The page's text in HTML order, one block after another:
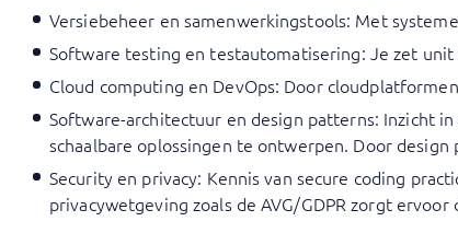
Versiebeheer en samenwerkingstools: Met
Software testing en testautomatisering: Je zet
Cloud computing en DevOps: Door
Software-architectuur en design patterns: Inzicht
schaalbare oplossingen te ontwerpen. Door
Security en privacy: Kennis van secure coding
privacywetgeving zoals de AVG/GDPR zorgt